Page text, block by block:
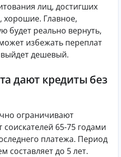
лиц, достигших
хорошие. Главное,
будет реально вернуть,
избежать переплат
выйдет дешевый.
дают кредиты без
ограничивают
65-75 годами
платежа. Период
составляет до 5 лет.